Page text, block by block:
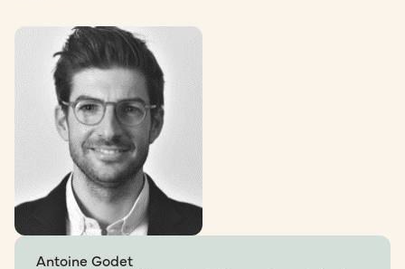
Antoine Godet